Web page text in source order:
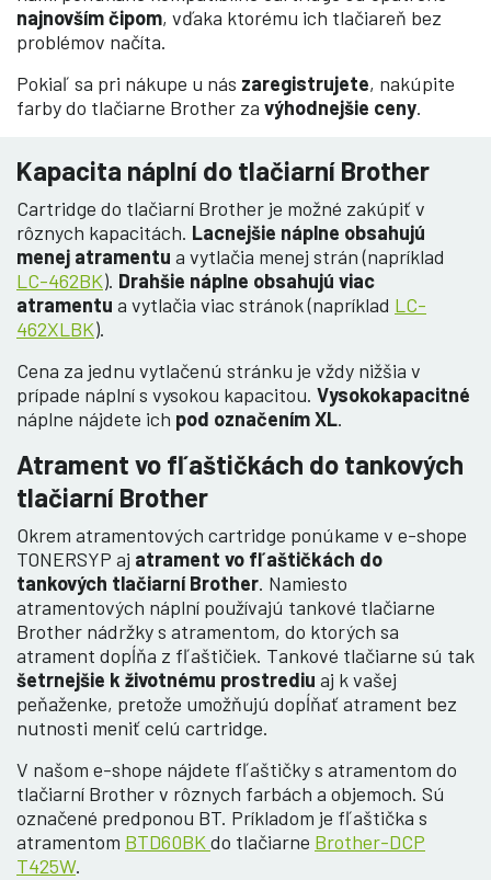
najnovším čipom, vďaka ktorému ich tlačiareň bez
problémov načíta.
Pokiaľ sa pri nákupe u nás zaregistrujete, nakúpite
farby do tlačiarne Brother za výhodnejšie ceny.
Kapacita náplní do tlačiarní Brother
Cartridge do tlačiarní Brother je možné zakúpiť v
rôznych kapacitách. Lacnejšie náplne obsahujú
menej atramentu a vytlačia menej strán (napríklad
LC-462BK). Drahšie náplne obsahujú viac
atramentu a vytlačia viac stránok (napríklad LC-
462XLBK).
Cena za jednu vytlačenú stránku je vždy nižšia v
prípade náplní s vysokou kapacitou. Vysokokapacitné
náplne nájdete ich pod označením XL.
Atrament vo fľaštičkách do tankových
tlačiarní Brother
Okrem atramentových cartridge ponúkame v e-shope
TONERSYP aj atrament vo fľaštičkách do
tankových tlačiarní Brother. Namiesto
atramentových náplní používajú tankové tlačiarne
Brother nádržky s atramentom, do ktorých sa
atrament dopĺňa z fľaštičiek. Tankové tlačiarne sú tak
šetrnejšie k životnému prostrediu aj k vašej
peňaženke, pretože umožňujú dopĺňať atrament bez
nutnosti meniť celú cartridge.
V našom e-shope nájdete fľaštičky s atramentom do
tlačiarní Brother v rôznych farbách a objemoch. Sú
označené predponou BT. Príkladom je fľaštička s
atramentom BTD60BKdo tlačiarne Brother-DCP
T425W.